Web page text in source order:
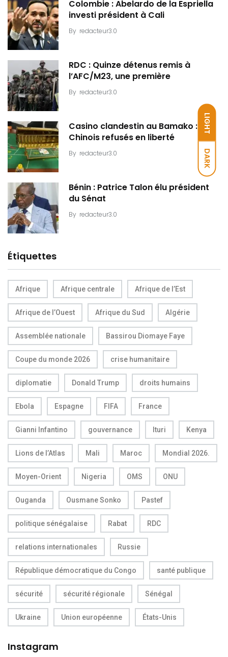
LIGHT
DARK
Colombie : Abelardo de la Espriella
investi président à Cali
By redacteur3.0
RDC : Quinze détenus remis à
l’AFC/M23, une première
By redacteur3.0
Casino clandestin au Bamako : Dix
Chinois refusés en liberté
By redacteur3.0
Bénin : Patrice Talon élu président
du Sénat
By redacteur3.0
Étiquettes
Afrique Afrique centrale Afrique de l’Est
Afrique de l’Ouest Afrique du Sud Algérie
Assemblée nationale Bassirou Diomaye Faye
Coupe du monde 2026 crise humanitaire
diplomatie Donald Trump droits humains
Ebola Espagne FIFA France
Gianni Infantino gouvernance Ituri Kenya
Lions de l’Atlas Mali Maroc Mondial 2026.
Moyen-Orient Nigeria OMS ONU
Ouganda Ousmane Sonko Pastef
politique sénégalaise Rabat RDC
relations internationales Russie
République démocratique du Congo santé publique
sécurité sécurité régionale Sénégal
Ukraine Union européenne États-Unis
Instagram